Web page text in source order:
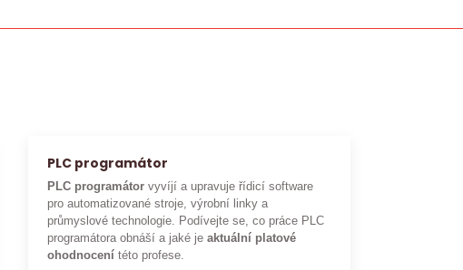
PLC programátor
PLC programátor vyvíjí a upravuje řídicí software
pro automatizované stroje, výrobní linky a
průmyslové technologie. Podívejte se, co práce PLC
programátora obnáší a jaké je aktuální platové
ohodnocení této profese.